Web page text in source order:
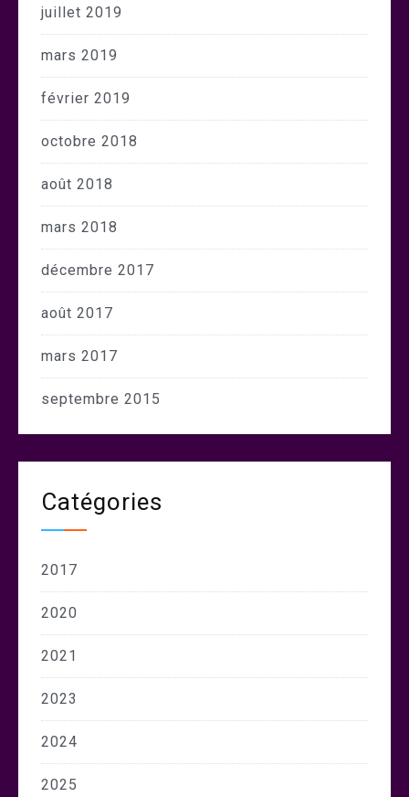
juillet 2019
mars 2019
février 2019
octobre 2018
août 2018
mars 2018
décembre 2017
août 2017
mars 2017
septembre 2015
Catégories
2017
2020
2021
2023
2024
2025